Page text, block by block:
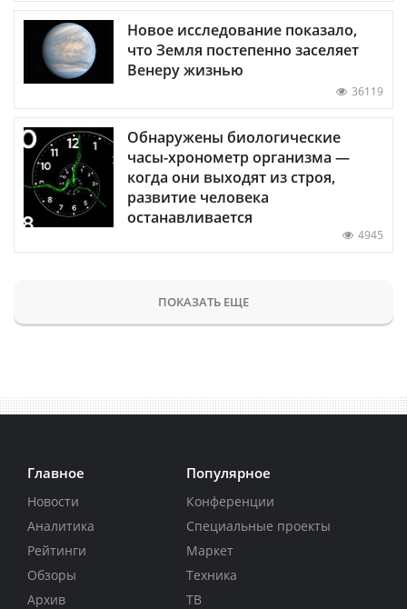
Новое исследование показало,
что Земля постепенно заселяет
Венеру жизнью
36119
Обнаружены биологические
часы-хронометр организма —
когда они выходят из строя,
развитие человека
останавливается
4945
ПОКАЗАТЬ ЕЩЕ
Главное
Новости
Аналитика
Рейтинги
Обзоры
Архив
Популярное
Конференции
Специальные проекты
Маркет
Техника
ТВ